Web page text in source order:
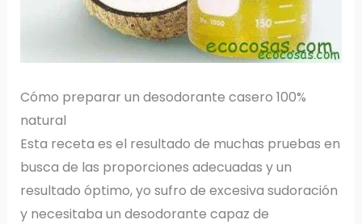
Cómo preparar un desodorante casero 100%
natural
Esta receta es el resultado de muchas pruebas en
busca de las proporciones adecuadas y un
resultado óptimo, yo sufro de excesiva sudoración
y necesitaba un desodorante capaz de